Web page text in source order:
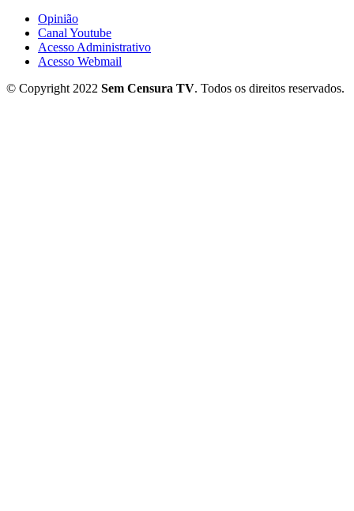
Opinião
Canal Youtube
Acesso Administrativo
Acesso Webmail
© Copyright 2022 Sem Censura TV. Todos os direitos reservados.